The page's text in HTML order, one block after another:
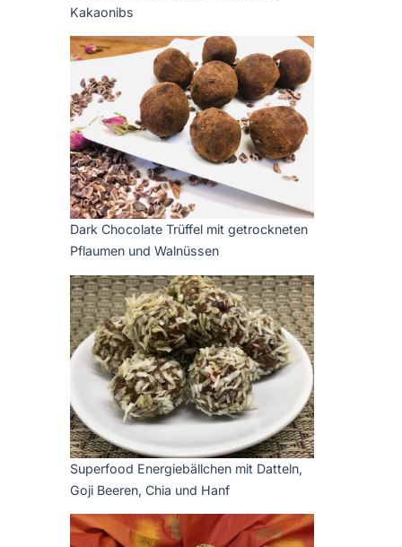
Kakaonibs
Dark Chocolate Trüffel mit getrockneten
Pflaumen und Walnüssen
Superfood Energiebällchen mit Datteln,
Goji Beeren, Chia und Hanf